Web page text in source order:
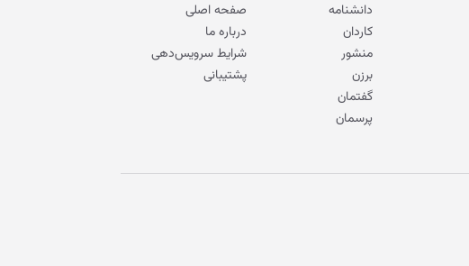
دانشنامه
کاردان
منشور
برزن
گفتمان
پرسمان
صفحه اصلی
درباره ما
شرایط سرویس‌دهی
پشتیبانی